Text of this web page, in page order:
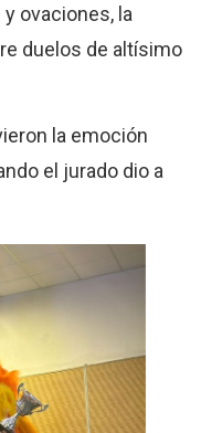
ovaciones, la
duelos de altísimo
la emoción
el jurado dio a